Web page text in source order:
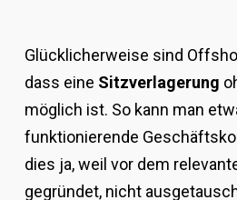
Glücklicherweise sind
dass eine Sitzverlagerung
möglich ist. So kann man
funktionierende
dies ja, weil vor dem
gegründet, nicht